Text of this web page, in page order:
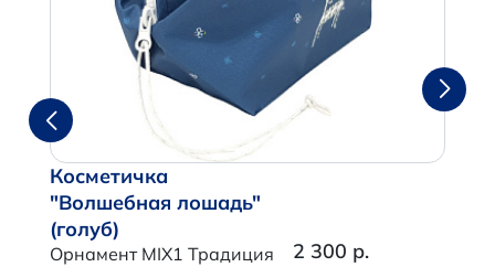
Косметичка
"Волшебная лошадь"
(голуб)
Орнамент MIX1 Традиция 2 300 р.